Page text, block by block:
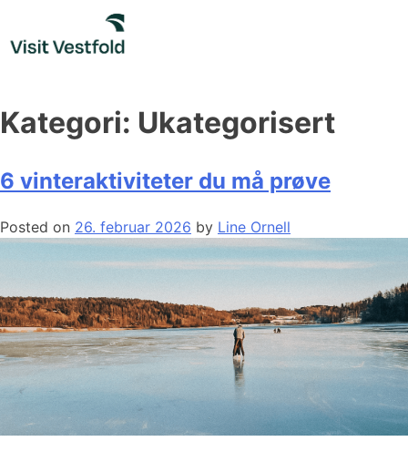
content
Kategori: Ukategorisert
6 vinteraktiviteter du må prøve
Posted on 26. februar 2026 by Line Ornell